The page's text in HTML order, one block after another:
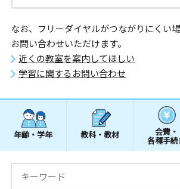
なお、フリーダイヤルがつながりにくい
お問い合わせいただけます。
近くの教室を案内してほしい
学習に関するお問い合わせ
年齢・学年 教科・教材 会費・
各種手続